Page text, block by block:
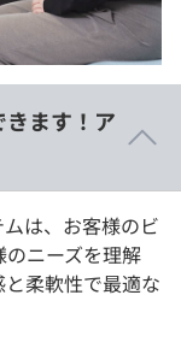
ます！ア
は、お客様のビ
ニーズを理解
柔軟性で最適な